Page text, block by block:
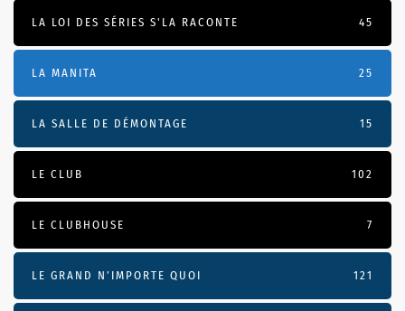
LA LOI DES SÉRIES S'LA RACONTE 45
LA MANITA 25
LA SALLE DE DÉMONTAGE 15
LE CLUB 102
LE CLUBHOUSE 7
LE GRAND N’IMPORTE QUOI 121